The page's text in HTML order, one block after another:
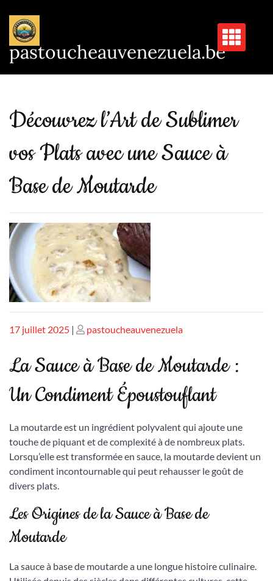
contenu
pastoucheauvenezuela.be
Découvrez l’Art de Sublimer
vos Plats avec une Sauce à
Base de Moutarde
Publié
17 juillet 2025 | Publié
pastoucheauvenezuela
La Sauce à Base de Moutarde :
Un Condiment Époustouflant
La moutarde est un ingrédient polyvalent qui ajoute une
touche de piquant et de complexité à de nombreux plats.
Lorsqu’elle est transformée en sauce, la moutarde devient un
condiment incontournable qui peut rehausser le goût de
divers plats.
Les Origines de la Sauce à Base de
Moutarde
La sauce à base de moutarde a une longue histoire culinaire.